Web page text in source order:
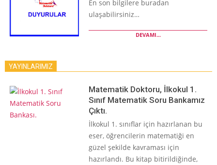
En son bilgilere buradan
ulaşabilirsiniz…
DEVAMI...
YAYINLARIMIZ
Matematik Doktoru, İlkokul 1.
Sınıf Matematik Soru Bankamız
Çıktı.
İlkokul 1. sınıflar için hazırlanan bu
eser, öğrencilerin matematiği en
güzel şekilde kavraması için
hazırlandı. Bu kitap bitirildiğinde,